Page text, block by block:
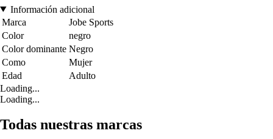
Información adicional
Marca
Jobe Sports
Color
negro
Color dominante Negro
Como
Mujer
Edad
Adulto
Loading...
Loading...
Todas nuestras marcas